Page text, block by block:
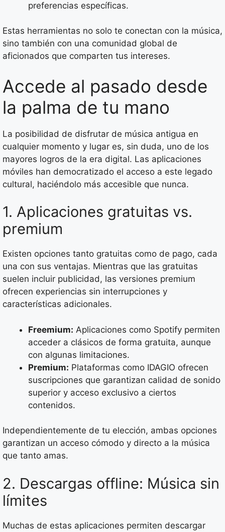
preferencias específicas.
Estas herramientas no solo te conectan con la música,
sino también con una comunidad global de
aficionados que comparten tus intereses.
Accede al pasado desde
la palma de tu mano
La posibilidad de disfrutar de música antigua en
cualquier momento y lugar es, sin duda, uno de los
mayores logros de la era digital. Las aplicaciones
móviles han democratizado el acceso a este legado
cultural, haciéndolo más accesible que nunca.
1. Aplicaciones gratuitas vs.
premium
Existen opciones tanto gratuitas como de pago, cada
una con sus ventajas. Mientras que las gratuitas
suelen incluir publicidad, las versiones premium
ofrecen experiencias sin interrupciones y
características adicionales.
Freemium: Aplicaciones como Spotify permiten
acceder a clásicos de forma gratuita, aunque
con algunas limitaciones.
Premium: Plataformas como IDAGIO ofrecen
suscripciones que garantizan calidad de sonido
superior y acceso exclusivo a ciertos
contenidos.
Independientemente de tu elección, ambas opciones
garantizan un acceso cómodo y directo a la música
que tanto amas.
2. Descargas offline: Música sin
límites
Muchas de estas aplicaciones permiten descargar